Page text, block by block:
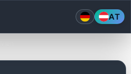
AT